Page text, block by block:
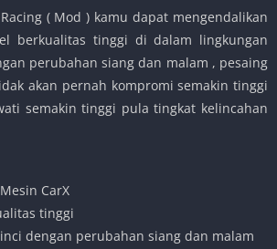
( Mod ) kamu dapat mengendalikan
berkualitas tinggi di dalam lingkungan
perubahan siang dan malam , pesaing
akan pernah kompromi semakin tinggi
semakin tinggi pula tingkat kelincahan
CarX
tinggi
dengan perubahan siang dan malam